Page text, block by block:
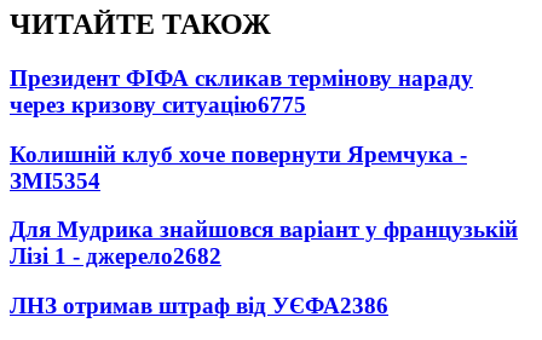
ЧИТАЙТЕ ТАКОЖ
Президент ФІФА скликав термінову нараду
через кризову ситуацію6775
Колишній клуб хоче повернути Яремчука -
ЗМІ5354
Для Мудрика знайшовся варіант у французькій
Лізі 1 - джерело2682
ЛНЗ отримав штраф від УЄФА2386